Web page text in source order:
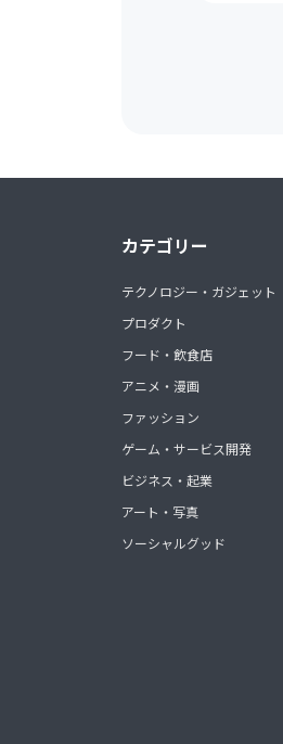
カテゴリー
テクノロジー・ガジェット
プロダクト
フード・飲食店
アニメ・漫画
ファッション
ゲーム・サービス開発
ビジネス・起業
アート・写真
ソーシャルグッド